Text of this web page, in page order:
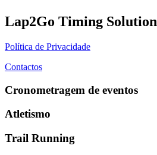
Lap2Go Timing Solution
Política de Privacidade
Contactos
Cronometragem de eventos
Atletismo
Trail Running